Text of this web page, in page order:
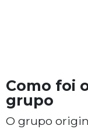
Como foi
grupo
O grupo